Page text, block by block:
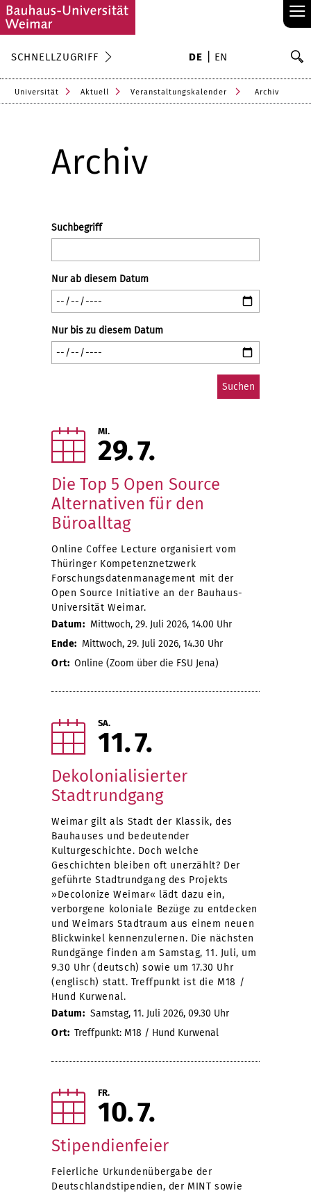
≡
SCHNELLZUGRIFF DE EN
Universität Aktuell Veranstaltungskalender Archiv
Archiv
Suchbegriff
Nur ab diesem Datum
Nur bis zu diesem Datum
MI.
29 7
Die Top 5 Open Source
Alternativen für den
Büroalltag
Online Coffee Lecture organisiert vom
Thüringer Kompetenznetzwerk
Forschungsdatenmanagement mit der
Open Source Initiative an der Bauhaus-
Universität Weimar.
Datum: Mittwoch, 29. Juli 2026, 14.00 Uhr
Ende: Mittwoch, 29. Juli 2026, 14.30 Uhr
Ort: Online (Zoom über die FSU Jena)
SA.
11 7
Dekolonialisierter
Stadtrundgang
Weimar gilt als Stadt der Klassik, des
Bauhauses und bedeutender
Kulturgeschichte. Doch welche
Geschichten bleiben oft unerzählt? Der
geführte Stadtrundgang des Projekts
»Decolonize Weimar« lädt dazu ein,
verborgene koloniale Bezüge zu entdecken
und Weimars Stadtraum aus einem neuen
Blickwinkel kennenzulernen. Die nächsten
Rundgänge finden am Samstag, 11. Juli, um
9.30 Uhr (deutsch) sowie um 17.30 Uhr
(englisch) statt. Treffpunkt ist die M18 /
Hund Kurwenal.
Datum: Samstag, 11. Juli 2026, 09.30 Uhr
Ort: Treffpunkt: M18 / Hund Kurwenal
FR.
10 7
Stipendienfeier
Feierliche Urkundenübergabe der
Deutschlandstipendien, der MINT sowie